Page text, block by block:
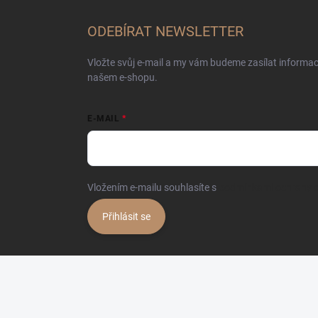
ODEBÍRAT NEWSLETTER
Vložte svůj e-mail a my vám budeme zasílat
našem e-shopu.
E-MAIL
Vložením e-mailu souhlasíte s
Přihlásit se